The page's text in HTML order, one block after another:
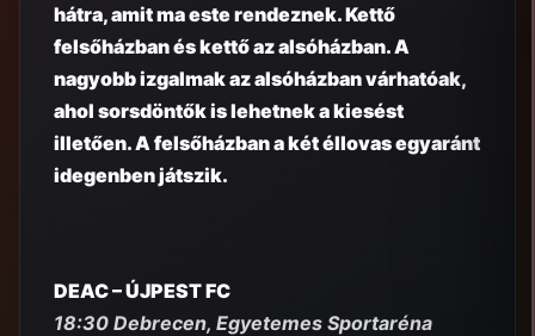
hátra, amit ma este rendeznek. Kettő
felsőházban és kettő az alsóházban. A
nagyobb izgalmak az alsóházban várhatóak,
ahol sorsdöntők is lehetnek a kiesést
illetően. A felsőházban a két éllovas egyaránt
idegenben játszik.
DEAC – ÚJPEST FC
18:30 Debrecen, Egyetemes Sportaréna